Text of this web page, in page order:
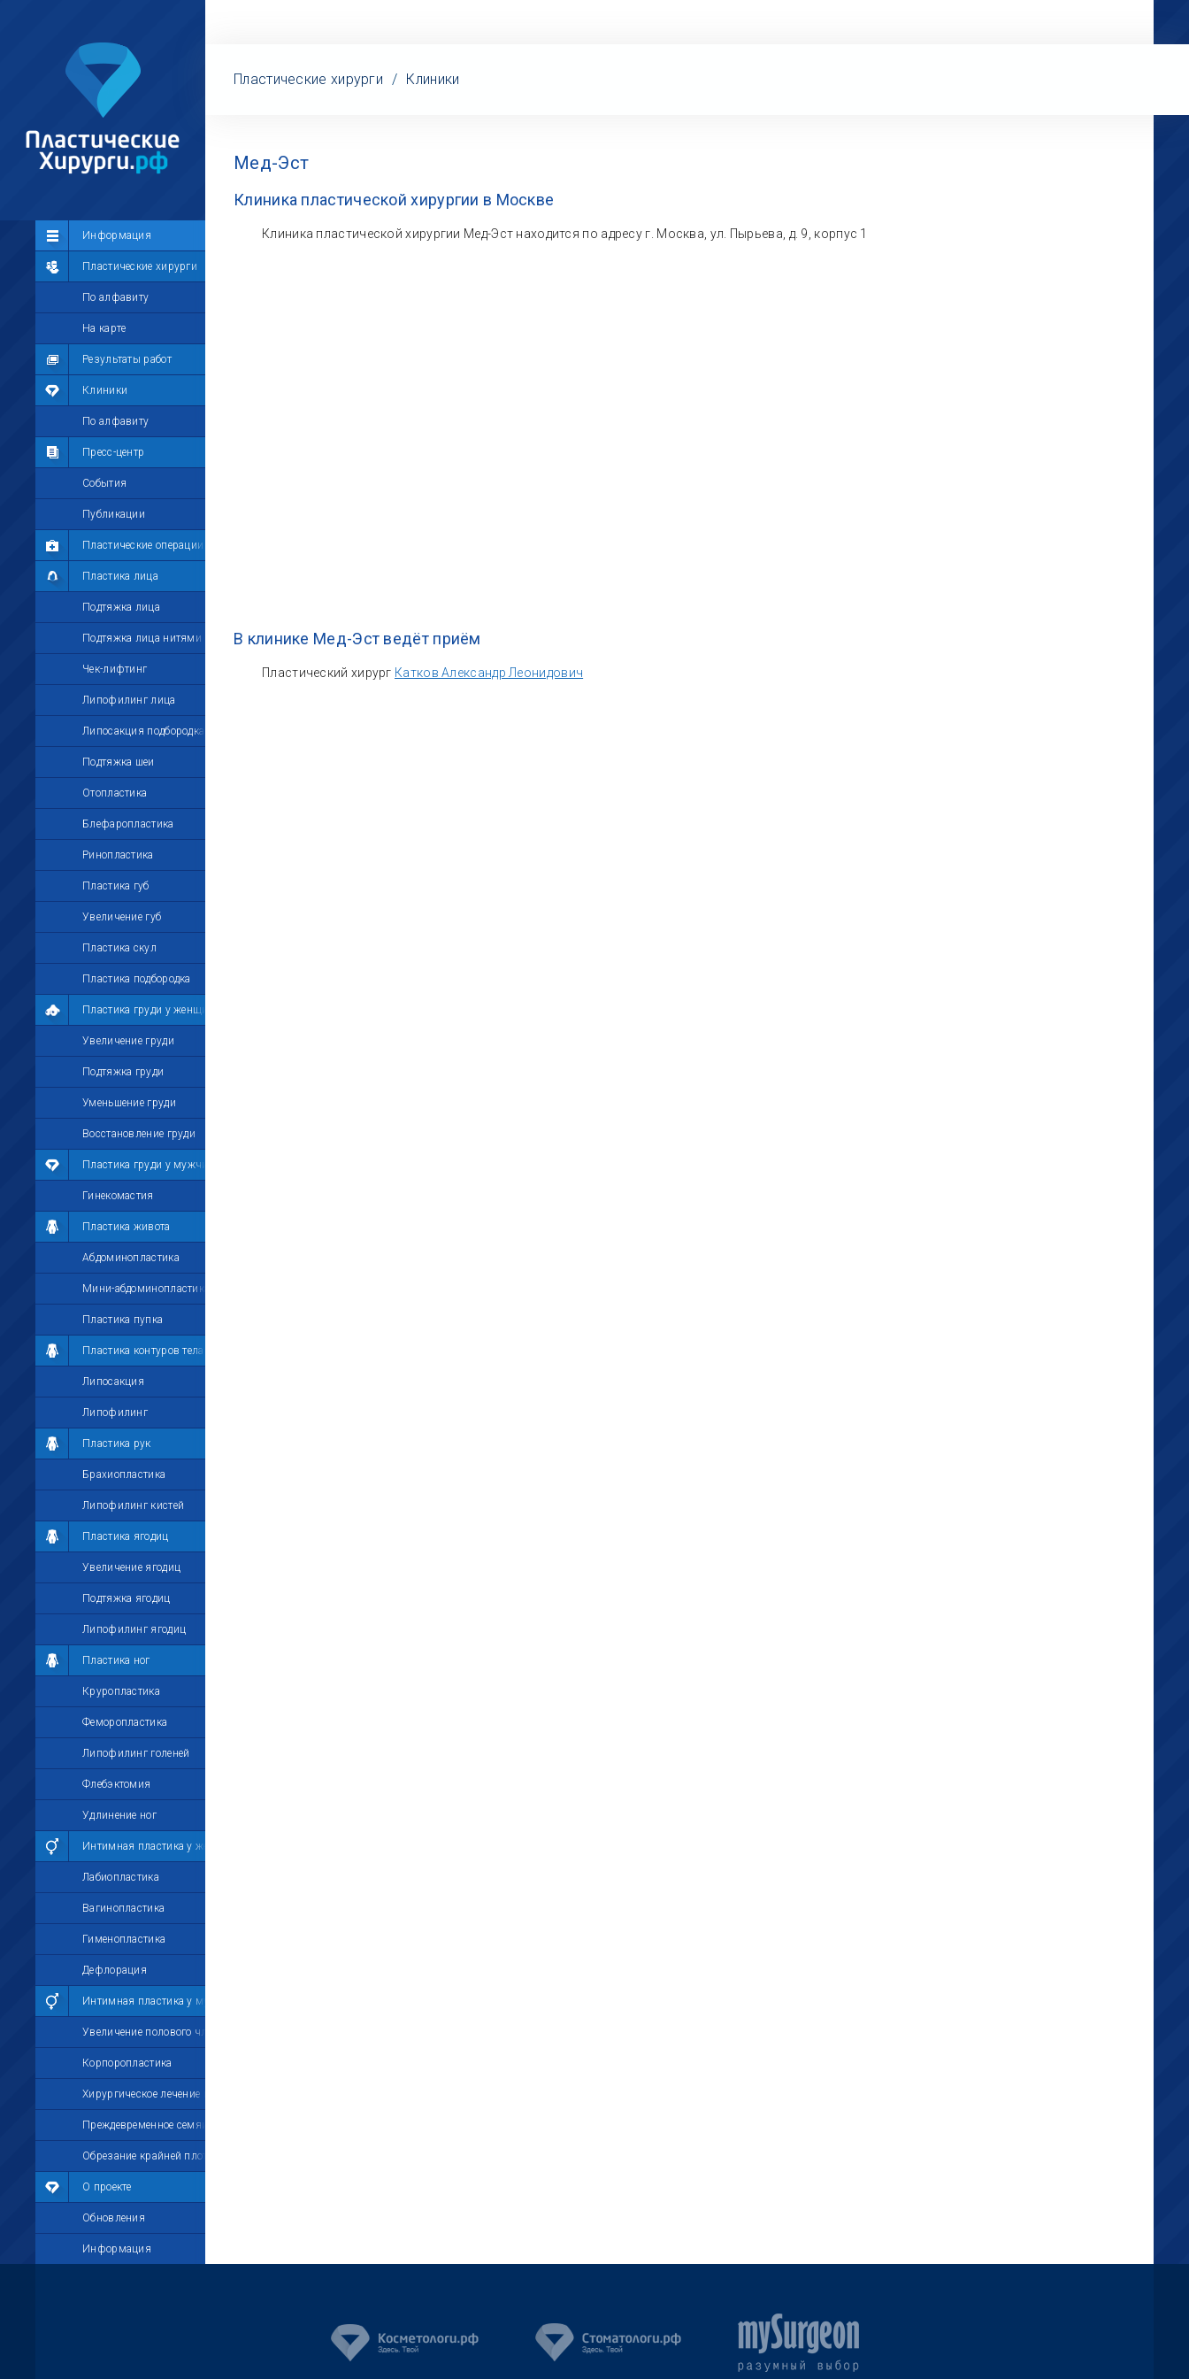
Информация
Пластические хирурги
По алфавиту
На карте
Результаты работ
Клиники
По алфавиту
Пресс-центр
События
Публикации
Пластические операции
Пластика лица
Подтяжка лица
Подтяжка лица нитями
Чек-лифтинг
Липофилинг лица
Липосакция подбородка
Подтяжка шеи
Отопластика
Блефаропластика
Ринопластика
Пластика губ
Увеличение губ
Пластика скул
Пластика подбородка
Пластика груди у женщин
Увеличение груди
Подтяжка груди
Уменьшение груди
Восстановление груди
Пластика груди у мужчин
Гинекомастия
Пластика живота
Абдоминопластика
Мини-абдоминопластика
Пластика пупка
Пластика контуров тела
Липосакция
Липофилинг
Пластика рук
Брахиопластика
Липофилинг кистей
Пластика ягодиц
Увеличение ягодиц
Подтяжка ягодиц
Липофилинг ягодиц
Пластика ног
Круропластика
Феморопластика
Липофилинг голеней
Флебэктомия
Удлинение ног
Интимная пластика у женщин
Лабиопластика
Вагинопластика
Гименопластика
Дефлорация
Интимная пластика у мужчин
Увеличение полового члена
Корпоропластика
Хирургическое лечение импотенции
Преждевременное семяизвержение
Обрезание крайней плоти
О проекте
Обновления
Информация
Сообщество
Лента
Участники
Мой профиль
Мои сообщения
Мои фотографии
Мои комментарии
Мои друзья
Моё избранное
Мои настройки
Пластические хирурги / Клиники
Мед-Эст
Клиника пластической хирургии в Москве
Клиника пластической хирургии Мед-Эст находится по адресу г. Москва, ул. Пырьева, д. 9, корпус 1
В клинике Мед-Эст ведёт приём
Пластический хирург Катков Александр Леонидович